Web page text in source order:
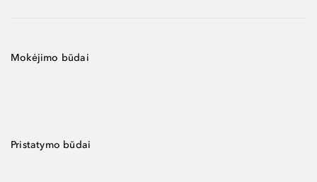
Mokėjimo būdai
Pristatymo būdai